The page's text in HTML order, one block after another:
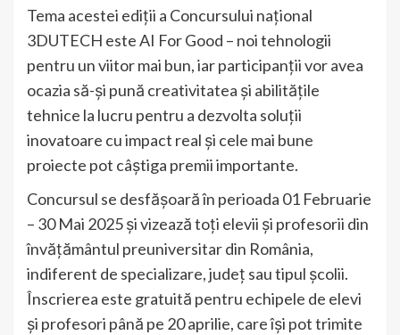
Tema acestei ediții a Concursului național
3DUTECH este AI For Good – noi tehnologii
pentru un viitor mai bun, iar participanții vor avea
ocazia să-și pună creativitatea și abilitățile
tehnice la lucru pentru a dezvolta soluții
inovatoare cu impact real și cele mai bune
proiecte pot câștiga premii importante.
Concursul se desfășoară în perioada 01 Februarie
– 30 Mai 2025 și vizează toți elevii și profesorii din
învățământul preuniversitar din România,
indiferent de specializare, județ sau tipul școlii.
Înscrierea este gratuită pentru echipele de elevi
și profesori până pe 20 aprilie, care își pot trimite